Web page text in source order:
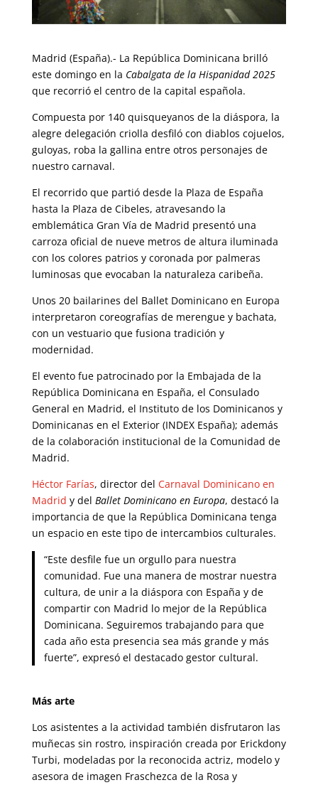
Madrid (España).- La República Dominicana brilló
este domingo en la Cabalgata de la Hispanidad 2025
que recorrió el centro de la capital española.
Compuesta por 140 quisqueyanos de la diáspora, la
alegre delegación criolla desfiló con diablos cojuelos,
guloyas, roba la gallina entre otros personajes de
nuestro carnaval.
El recorrido que partió desde la Plaza de España
hasta la Plaza de Cibeles, atravesando la
emblemática Gran Vía de Madrid presentó una
carroza oficial de nueve metros de altura iluminada
con los colores patrios y coronada por palmeras
luminosas que evocaban la naturaleza caribeña.
Unos 20 bailarines del Ballet Dominicano en Europa
interpretaron coreografías de merengue y bachata,
con un vestuario que fusiona tradición y
modernidad.
El evento fue patrocinado por la Embajada de la
República Dominicana en España, el Consulado
General en Madrid, el Instituto de los Dominicanos y
Dominicanas en el Exterior (INDEX España); además
de la colaboración institucional de la Comunidad de
Madrid.
Héctor Farías, director del Carnaval Dominicano en
Madrid y del Ballet Dominicano en Europa, destacó la
importancia de que la República Dominicana tenga
un espacio en este tipo de intercambios culturales.
“Este desfile fue un orgullo para nuestra
comunidad. Fue una manera de mostrar nuestra
cultura, de unir a la diáspora con España y de
compartir con Madrid lo mejor de la República
Dominicana. Seguiremos trabajando para que
cada año esta presencia sea más grande y más
fuerte”, expresó el destacado gestor cultural.
Más arte
Los asistentes a la actividad también disfrutaron las
muñecas sin rostro, inspiración creada por Erickdony
Turbi, modeladas por la reconocida actriz, modelo y
asesora de imagen Fraschezca de la Rosa y